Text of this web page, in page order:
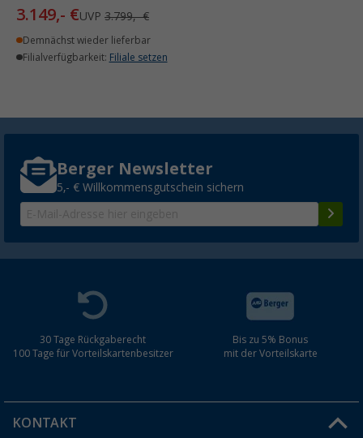
3.149,- €UVP 3.799,- €
Demnächst wieder lieferbar
Filialverfügbarkeit: Filiale setzen
Berger Newsletter
5,- € Willkommensgutschein sichern
30 Tage Rückgaberecht
100 Tage für Vorteilskartenbesitzer
Bis zu 5% Bonus
mit der Vorteilskarte
KONTAKT